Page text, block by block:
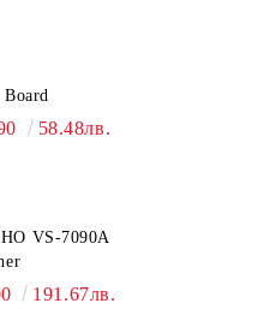
58.48лв.
VS-7090A
191.67лв.